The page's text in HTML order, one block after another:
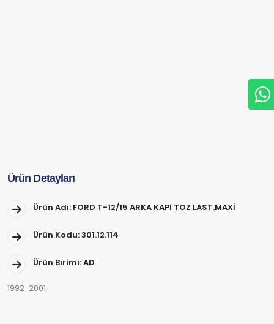
Ürün Detayları
Ürün Adı: FORD T-12/15 ARKA KAPI TOZ LAST.MAXİ
Ürün Kodu: 301.12.114
Ürün Birimi: AD
1992-2001